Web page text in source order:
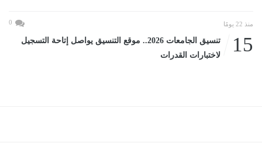
منذ 22 يومًا 0
15
تنسيق الجامعات 2026.. موقع التنسيق يواصل إتاحة التسجيل
لاختبارات القدرات